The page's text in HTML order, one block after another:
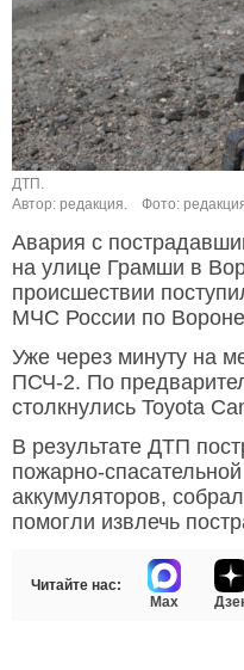
ДТП.
Автор: редакция.
Фото:
Авария с
на улице Грамши в
происшествии
МЧС России по
Уже через минуту на
ПСЧ-2. По
столкнулись Toyota
В результате ДТП
пожарно-
аккумуляторов,
помогли извлечь
Читайте нас:
Max